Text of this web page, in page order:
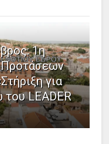
1η
για
LEADER